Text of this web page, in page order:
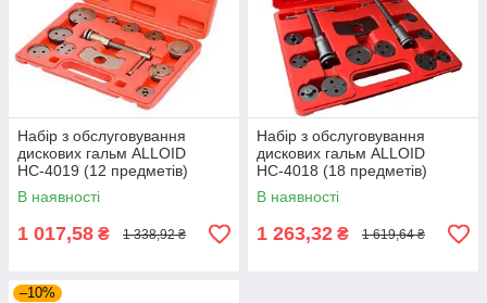
Набір з обслуговування
дискових гальм ALLOID
НС-4019 (12 предметів)
В наявності
1 017,58 ₴ 1 338,92 ₴
Набір з обслуговування
дискових гальм ALLOID
НС-4018 (18 предметів)
В наявності
1 263,32 ₴ 1 619,64 ₴
–10%